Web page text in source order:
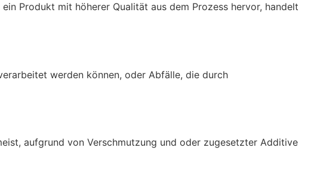
Produkt mit höherer Qualität aus dem Prozess hervor, handelt
werden können, oder Abfälle, die durch
aufgrund von Verschmutzung und oder zugesetzter Additive